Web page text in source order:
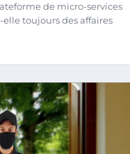
de micro-services
toujours des affaires